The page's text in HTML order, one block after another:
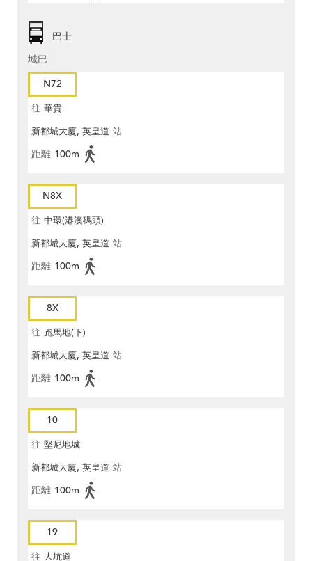
巴士
城巴
N72
往 華貴
新都城大廈, 英皇道 站
距離 100m
N8X
往 中環(港澳碼頭)
新都城大廈, 英皇道 站
距離 100m
8X
往 跑馬地(下)
新都城大廈, 英皇道 站
距離 100m
10
往 堅尼地城
新都城大廈, 英皇道 站
距離 100m
19
往 大坑道